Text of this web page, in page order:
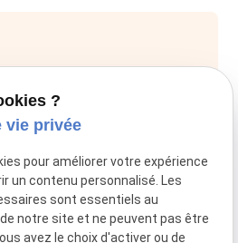
44034651800028
?
vie privée
pour améliorer votre expérience
un contenu personnalisé. Les
sont essentiels au
notre site et ne peuvent pas être
avez le choix d'activer ou de